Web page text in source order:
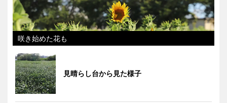
咲き始めた花も
見晴らし台から見た様子